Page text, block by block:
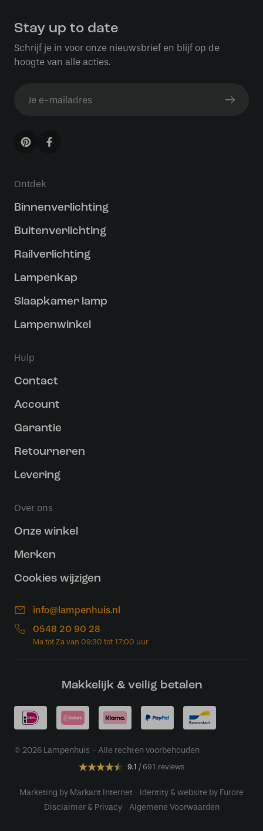
Stay up to date
Schrijf je in voor onze nieuwsbrief en blijf op de
hoogte van alle acties.
Ontdek
Binnenverlichting
Buitenverlichting
Railverlichting
Lampenkap
Slaapkamer lamp
Lampenwinkel
Hulp
Contact
Account
Garantie
Retourneren
Levering
Over ons
Onze winkel
Merken
Cookies wijzigen
info@lampenhuis.nl
0548 20 90 28
Makkelijk & veilig betalen
© 2026 Lampenhuis - Alle rechten voorbehouden
9.1 691 reviews
Marketing by Markant Internet
Identity & website by Furore
Disclaimer & Privacy
Algemene Voorwaarden